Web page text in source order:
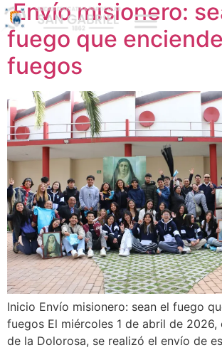
Envío misionero:
fuego que
fuegos
Inicio Envío misionero: sean el fuego
fuegos El miércoles 1 de abril de 2026,
de la Dolorosa, se realizó el envío de